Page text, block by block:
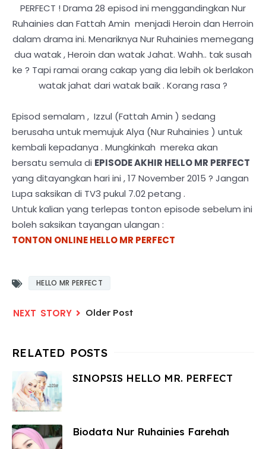
PERFECT ! Drama 28 episod ini menggandingkan Nur
Ruhainies dan Fattah Amin menjadi Heroin dan Herroin
dalam drama ini. Menariknya Nur Ruhainies memegang
dua watak , Heroin dan watak Jahat. Wahh.. tak susah
ke ? Tapi ramai orang cakap yang dia lebih ok berlakon
watak jahat dari watak baik . Korang rasa ?
Episod semalam , Izzul (Fattah Amin ) sedang
berusaha untuk memujuk Alya (Nur Ruhainies ) untuk
kembali kepadanya . Mungkinkah mereka akan
bersatu semula di EPISODE AKHIR HELLO MR PERFECT
yang ditayangkan hari ini , 17 November 2015 ? Jangan
Lupa saksikan di TV3 pukul 7.02 petang .
Untuk kalian yang terlepas tonton episode sebelum ini
boleh saksikan tayangan ulangan :
TONTON ONLINE HELLO MR PERFECT
HELLO MR PERFECT
Older Post
SINOPSIS HELLO MR. PERFECT
Biodata Nur Ruhainies Farehah